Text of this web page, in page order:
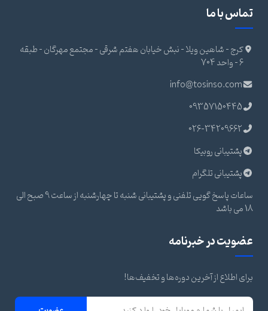
تماس با ما
کرج - شاهین ویلا - نبش خیابان هفتم شرقی - مجتمع مهرگان - طبقه
6 - واحد 704
info@tosinso.com
09357150445
026-34209662
پشتیبانی روبیکا
پشتیبانی تلگرام
ساعات پاسخ گویی تلفنی و پشتیبانی شنبه تا چهارشنبه از ساعت 9 صبح الی
18 می باشد
عضویت در خبرنامه
برای اطلاع از آخرین دوره‌ها و تخفیف‌ها!